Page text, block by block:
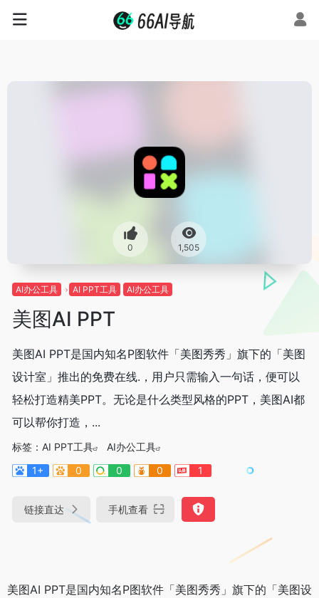
0 1,505
AI办公工具 AI PPT工具 AI办公工具
美图AI PPT
美图AI PPT是国内知名P图软件「美图秀秀」旗下的「美图
设计室」推出的免费在线.，用户只需输入一句话，便可以
轻松打造精美PPT。无论是什么类型风格的PPT，美图AI都
可以帮你打造，...
标签： AI PPT工具
AI办公工具
1+
0 0 0 1
链接直达 手机查看
美图AI PPT是国内知名P图软件「美图秀秀」旗下的「美图设